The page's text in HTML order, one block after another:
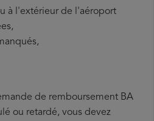
à l'extérieur de l'aéroport
de remboursement BA
ou retardé, vous devez